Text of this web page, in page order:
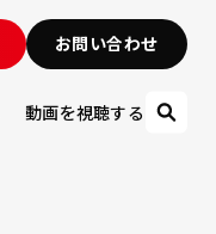
お問い合わせ
動画を視聴する